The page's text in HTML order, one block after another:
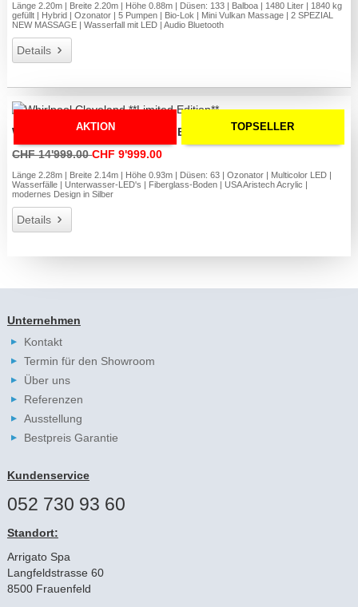
Länge 2.20m | Breite 2.20m | Höhe 0.88m | Düsen: 133 | Balboa | 1480 Liter | 1840 kg
gefüllt | Hybrid | Ozonator | 5 Pumpen | Bio-Lok | Mini Vulkan Massage | 2 SPEZIAL
NEW MASSAGE | Wasserfall mit LED | Audio Bluetooth
Details
AKTION TOPSELLER
Whirlpool Cleveland **Limited Edition**
CHF 14'999.00CHF 9'999.00
Länge 2.28m | Breite 2.14m | Höhe 0.93m | Düsen: 63 | Ozonator | Multicolor LED |
Wasserfälle | Unterwasser-LED's | Fiberglass-Boden | USA Aristech Acrylic |
modernes Design in Silber
Details
Unternehmen
Kontakt
Termin für den Showroom
Über uns
Referenzen
Ausstellung
Bestpreis Garantie
Kundenservice
052 730 93 60
Standort:
Arrigato Spa
Langfeldstrasse 60
8500 Frauenfeld